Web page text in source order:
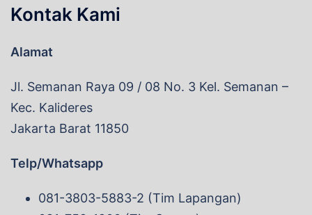
Kontak Kami
Alamat
Jl. Semanan Raya 09 / 08 No. 3 Kel. Semanan –
Kec. Kalideres
Jakarta Barat 11850
Telp/Whatsapp
081-3803-5883-2 (Tim Lapangan)